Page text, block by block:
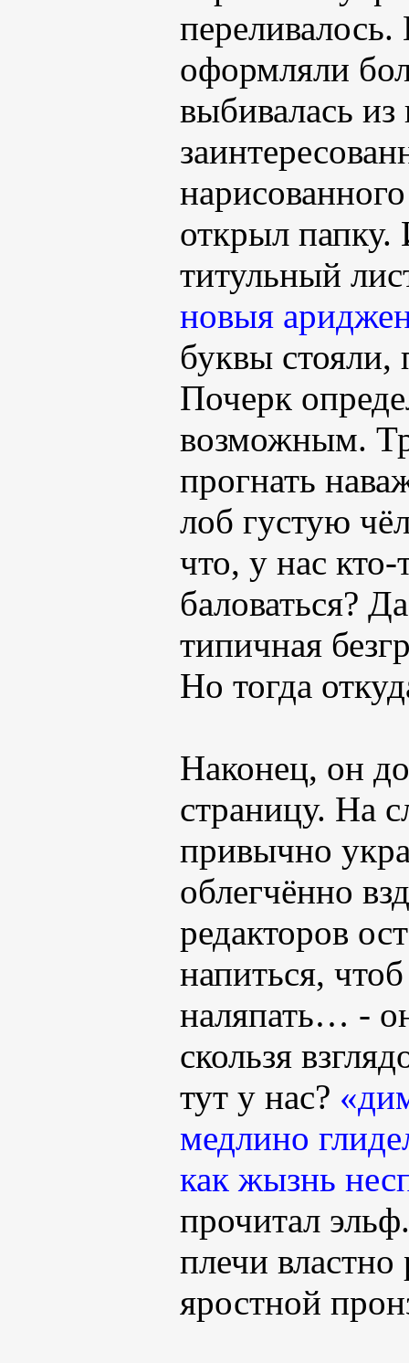
оформляли
выбивалась
открыл папку.
титульный
новыя
буквы стояли,
Почерк
возможным.
прогнать
лоб густую
что, у нас кто-
баловаться?
типичная
Но тогда
Наконец, он
страницу. На
привычно
облегчённо
редакторов
напиться,
наляпать… -
скользя
тут у нас?
медлино
как жызнь
прочитал
плечи властно
яростной